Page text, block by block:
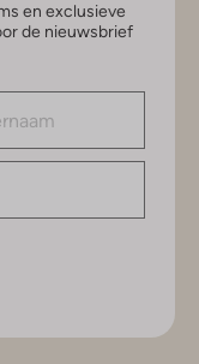
en exclusieve
de nieuwsbrief